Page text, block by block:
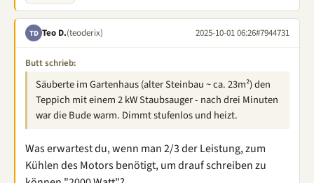
TD Teo D.(teoderix) 2025-10-01 06:26#7944731
Butt schrieb:
Säuberte im Gartenhaus (alter Steinbau ~ ca. 23m²) den
Teppich mit einem 2 kW Staubsauger - nach drei Minuten
war die Bude warm. Dimmt stufenlos und heizt.
Was erwartest du, wenn man 2/3 der Leistung, zum
Kühlen des Motors benötigt, um drauf schreiben zu